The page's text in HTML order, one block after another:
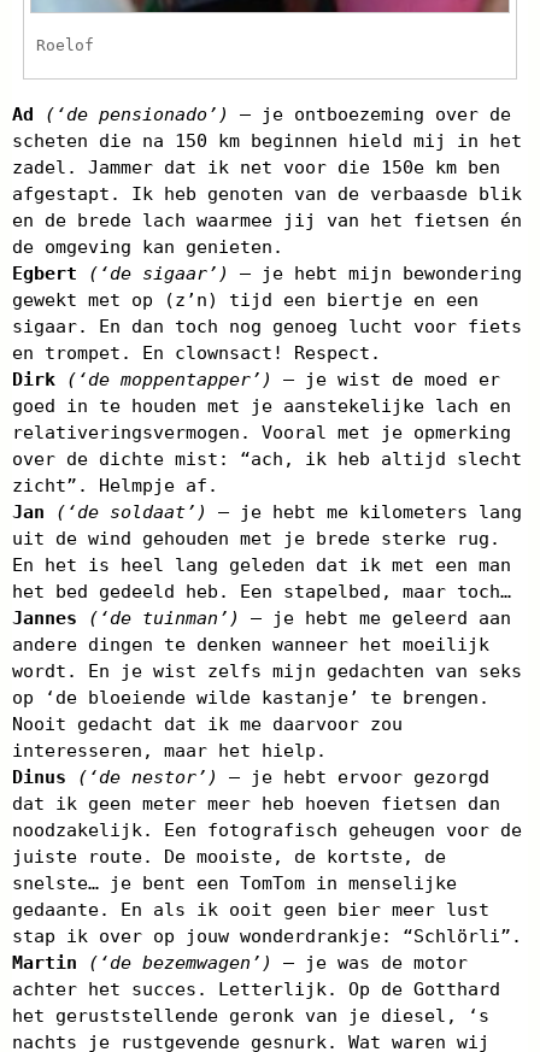
Roelof
Ad (‘de pensionado’)
– je ontboezeming over de
scheten die na 150 km beginnen hield mij in het
zadel. Jammer dat ik net voor die 150e km ben
afgestapt. Ik heb genoten van de verbaasde blik
en de brede lach waarmee jij van het fietsen én
de omgeving kan genieten.
Egbert
(‘de sigaar’)
– je hebt mijn bewondering
gewekt met op (z’n) tijd een biertje en een
sigaar. En dan toch nog genoeg lucht voor fiets
en trompet. En clownsact! Respect.
Dirk
(‘de moppentapper’)
– je wist de moed er
goed in te houden met je aanstekelijke lach en
relativeringsvermogen. Vooral met je opmerking
over de dichte mist: “ach, ik heb altijd slecht
zicht”. Helmpje af.
Jan
(‘de soldaat’)
– je hebt me kilometers lang
uit de wind gehouden met je brede sterke rug.
En het is heel lang geleden dat ik met een man
het bed gedeeld heb. Een stapelbed, maar toch…
Jannes
(‘de tuinman’)
– je hebt me geleerd aan
andere dingen te denken wanneer het moeilijk
wordt. En je wist zelfs mijn gedachten van seks
op ‘de bloeiende wilde kastanje’ te brengen.
Nooit gedacht dat ik me daarvoor zou
interesseren, maar het hielp.
Dinus
(‘de nestor’)
– je hebt ervoor gezorgd
dat ik geen meter meer heb hoeven fietsen dan
noodzakelijk. Een fotografisch geheugen voor de
juiste route. De mooiste, de kortste, de
snelste… je bent een TomTom in menselijke
gedaante. En als ik ooit geen bier meer lust
stap ik over op jouw wonderdrankje: “Schlörli”.
Martin
(‘de bezemwagen’)
– je was de motor
achter het succes. Letterlijk. Op de Gotthard
het geruststellende geronk van je diesel, ‘s
nachts je rustgevende gesnurk. Wat waren wij